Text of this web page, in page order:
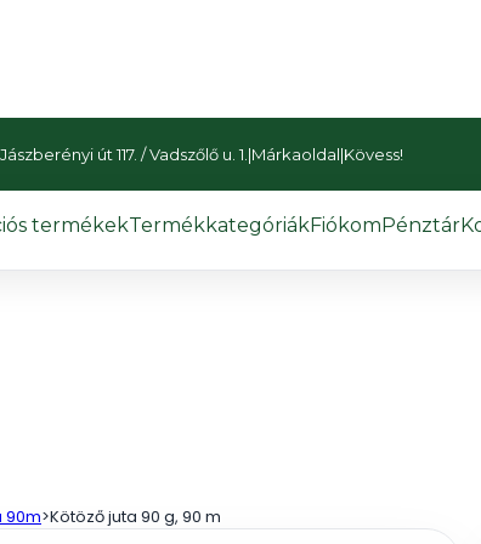
út 117. / Vadszőlő u. 1. |Márkaoldal|Kövess!
termékekTermékkategóriákFiókomPénztár
90m>Kötöző juta 90 g, 90 m